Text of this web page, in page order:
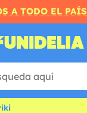
A TODO EL PAÍS